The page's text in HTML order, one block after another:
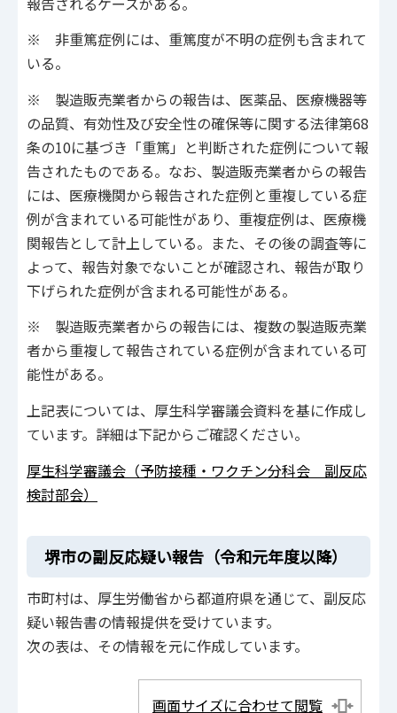
※ 非重篤症例には、重篤度が不明の症例も含まれて
いる。
※ 製造販売業者からの報告は、医薬品、医療機器等
の品質、有効性及び安全性の確保等に関する法律第68
条の10に基づき「重篤」と判断された症例について報
告されたものである。なお、製造販売業者からの報告
には、医療機関から報告された症例と重複している症
例が含まれている可能性があり、重複症例は、医療機
関報告として計上している。また、その後の調査等に
よって、報告対象でないことが確認され、報告が取り
下げられた症例が含まれる可能性がある。
※ 製造販売業者からの報告には、複数の製造販売業
者から重複して報告されている症例が含まれている可
能性がある。
上記表については、厚生科学審議会資料を基に作成し
ています。詳細は下記からご確認ください。
厚生科学審議会（予防接種・ワクチン分科会 副反応
検討部会）
堺市の副反応疑い報告（令和元年度以降）
市町村は、厚生労働省から都道府県を通じて、副反応
疑い報告書の情報提供を受けています。
次の表は、その情報を元に作成しています。
画面サイズに合わせて閲覧